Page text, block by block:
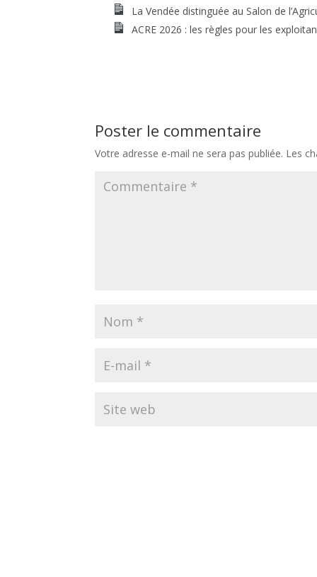
La Vendée distinguée au Salon de
ACRE 2026 : les règles pour les
Poster le commentaire
Votre adresse e-mail ne sera pas publiée. Les